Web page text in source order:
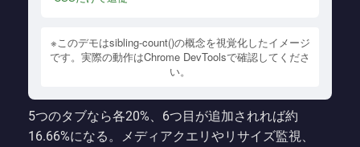
※このデモはsibling-count()の概念を視覚化したイメージ
です。実際の動作はChrome DevToolsで確認してくださ
い。
5つのタブなら各20%、6つ目が追加されれば約
16.66%になる。メディアクエリやリサイズ監視、